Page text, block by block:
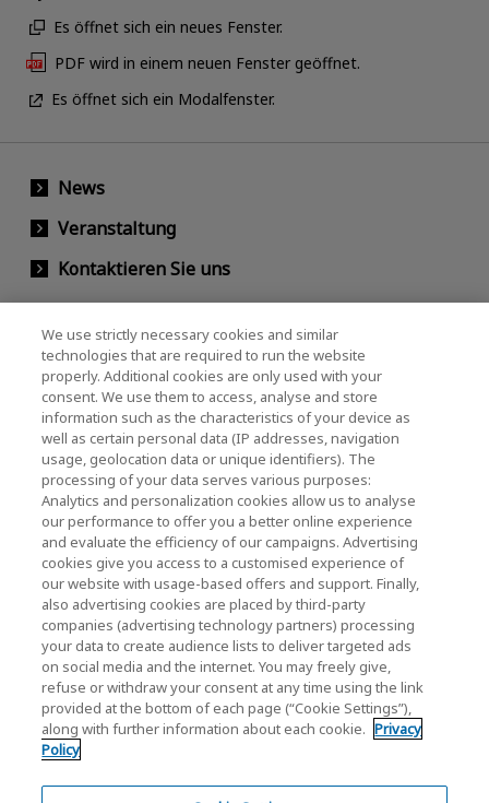
Es öffnet sich ein neues Fenster.
PDF wird in einem neuen Fenster geöffnet.
Es öffnet sich ein Modalfenster.
News
Veranstaltung
Kontaktieren Sie uns
KIOXIA Holdings Corporation
(Gesellschaftsrecht / Investor Relations)
KIOXIA Holdings Corporation Home
Investorenbeziehungen
Datenschutzerklärung
Cookie Settings
Geschäftsbedingungen
Marken
We use strictly necessary cookies and similar
technologies that are required to run the website
properly. Additional cookies are only used with your
consent. We use them to access, analyse and store
information such as the characteristics of your device as
well as certain personal data (IP addresses, navigation
usage, geolocation data or unique identifiers). The
processing of your data serves various purposes:
Analytics and personalization cookies allow us to analyse
our performance to offer you a better online experience
and evaluate the efficiency of our campaigns. Advertising
cookies give you access to a customised experience of
our website with usage-based offers and support. Finally,
also advertising cookies are placed by third-party
companies (advertising technology partners) processing
your data to create audience lists to deliver targeted ads
on social media and the internet. You may freely give,
refuse or withdraw your consent at any time using the link
provided at the bottom of each page (“Cookie Settings”),
along with further information about each cookie. Privacy
Policy